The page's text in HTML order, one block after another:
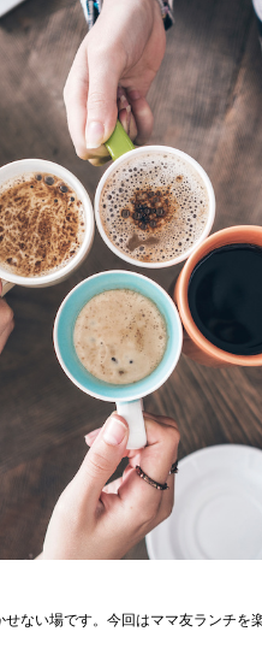
ない場です。今回はママ友ランチ